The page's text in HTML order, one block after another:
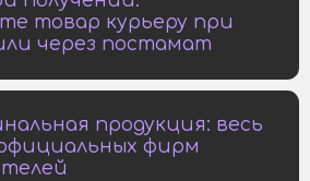
товар курьеру при
через постамат
продукция: весь
фирм